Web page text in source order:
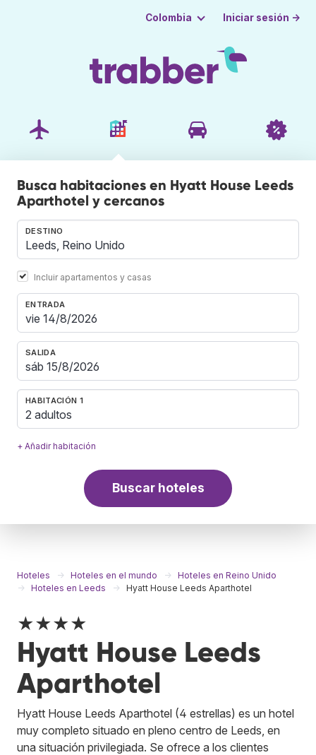
Colombia Iniciar sesión →
Busca habitaciones en Hyatt House Leeds
Aparthotel y cercanos
DESTINO
Incluir apartamentos y casas
ENTRADA
SALIDA
HABITACIÓN 1
2 adultos
+ Añadir habitación
Buscar hoteles
Hoteles Hoteles en el mundo
Hoteles en Reino Unido
Hoteles en Leeds
Hyatt House Leeds Aparthotel
★★★★
Hyatt House Leeds
Aparthotel
Hyatt House Leeds Aparthotel (4 estrellas) es un hotel
muy completo situado en pleno centro de Leeds, en
una situación privilegiada. Se ofrece a los clientes